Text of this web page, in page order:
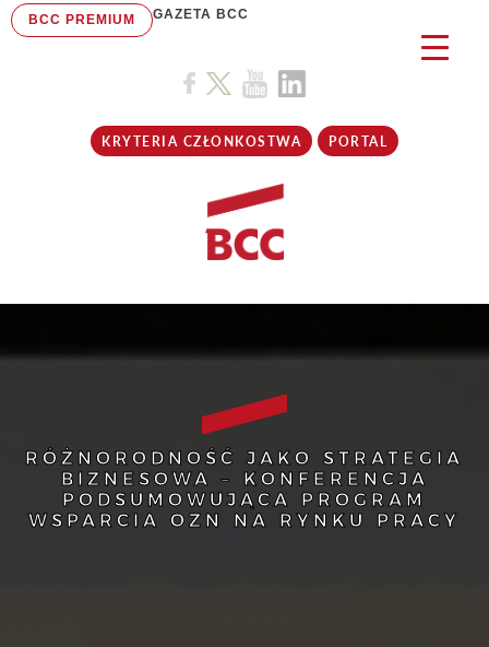
BCC PREMIUM GAZETA BCC
KRYTERIA CZŁONKOSTWA PORTAL
RÓŻNORODNOŚĆ JAKO STRATEGIA
BIZNESOWA – KONFERENCJA
PODSUMOWUJĄCA PROGRAM
WSPARCIA OZN NA RYNKU PRACY